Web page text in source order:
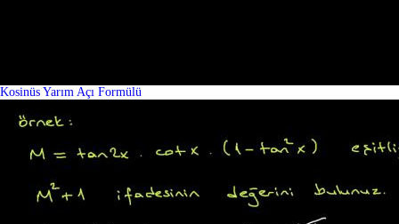
Kosinüs Yarım Açı Formülü